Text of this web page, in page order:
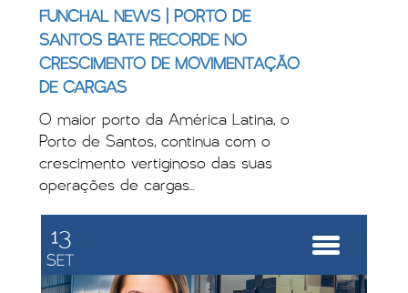
FUNCHAL NEWS | PORTO DE
SANTOS BATE RECORDE NO
CRESCIMENTO DE MOVIMENTAÇÃO
DE CARGAS
O maior porto da América Latina, o
Porto de Santos, continua com o
crescimento vertiginoso das suas
operações de cargas...
13
SET